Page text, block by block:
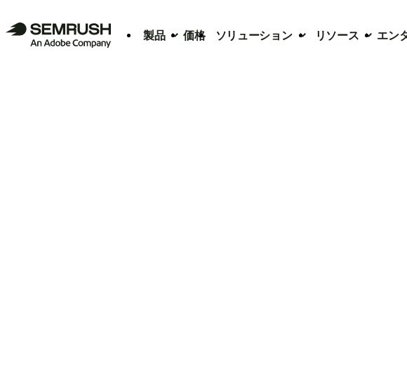
製品 価格 ソリューション リソース エン